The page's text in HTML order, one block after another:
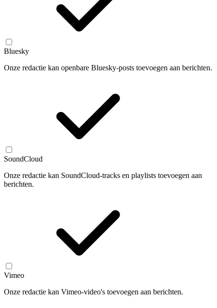
Bluesky
Onze redactie kan openbare Bluesky-posts toevoegen aan berichten.
SoundCloud
Onze redactie kan SoundCloud-tracks en playlists toevoegen aan
berichten.
Vimeo
Onze redactie kan Vimeo-video's toevoegen aan berichten.